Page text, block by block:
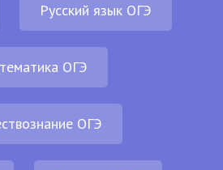
Русский язык ОГЭ
ОГЭ
ОГЭ